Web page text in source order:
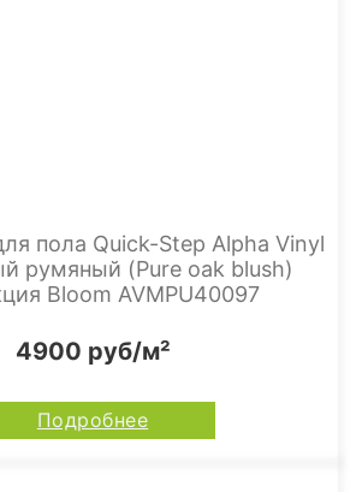
пола Quick-Step Alpha Vinyl
румяный (Pure oak blush)
Bloom AVMPU40097
4900 руб/м²
Подробнее